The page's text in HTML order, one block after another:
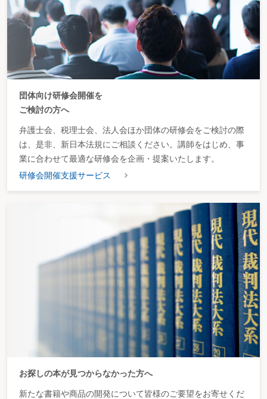
団体向け研修会開催を
ご検討の方へ
弁護士会、税理士会、法人会ほか団体の研修会をご検討の際
は、是非、新日本法規にご相談ください。講師をはじめ、事
業に合わせて最適な研修会を企画・提案いたします。
研修会開催支援サービス
お探しの本が見つからなかった方へ
新たな書籍や商品の開発について皆様のご要望をお寄せくだ